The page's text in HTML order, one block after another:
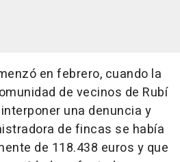
en febrero, cuando la
de vecinos de Rubí
una denuncia y
de fincas se había
de 118.438 euros y que